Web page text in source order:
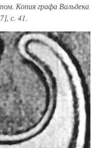
Копия графа Вальдека
с. 41.